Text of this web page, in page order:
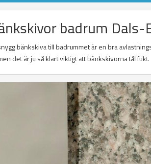
badrum Dals-
bänkskiva till badrummet är en bra
det är ju så klart viktigt att bänkskivorna tål fukt.